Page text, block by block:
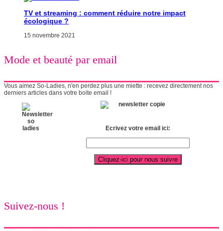
TV et streaming : comment réduire notre impact
écologique ?
15 novembre 2021
Mode et beauté par email
Vous aimez So-Ladies, n'en perdez plus une miette : recevez directement nos
derniers articles dans votre boite email !
Ecrivez votre email ici:
Suivez-nous !